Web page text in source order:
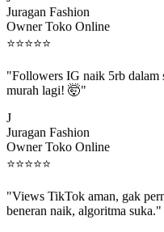
Owner Toko Online
⭐⭐⭐⭐ ⭐
murah lagi! 🤯"
Juragan Fashion
Owner Toko Online
⭐⭐⭐⭐ ⭐
beneran naik, algoritma suka."